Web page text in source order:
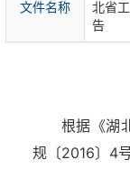
文件名称
北省
告
根据《湖
规〔2016〕4